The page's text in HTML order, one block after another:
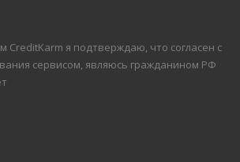
CreditKarm я подтверждаю, что согласен с
сервисом, являюсь гражданином РФ